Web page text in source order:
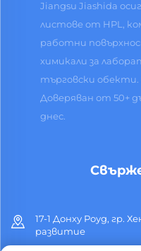
Jiangsu Jiashida
листове от HPL,
работни
химикали за
търговски обекти.
Доверяван от 50+
днес.
17-1 Донху Роуд, гр.
развитие